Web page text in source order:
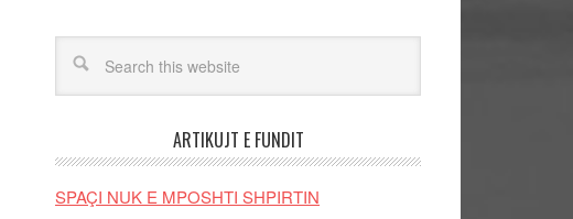
ARTIKUJT E FUNDIT
SPAÇI NUK E MPOSHTI SHPIRTIN